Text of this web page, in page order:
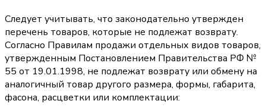
Следует учитывать, что законодательно утвержден
перечень товаров, которые не подлежат возврату.
Согласно Правилам продажи отдельных видов товаров,
утвержденным Постановлением Правительства РФ №
55 от 19.01.1998, не подлежат возврату или обмену на
аналогичный товар другого размера, формы, габарита,
фасона, расцветки или комплектации: